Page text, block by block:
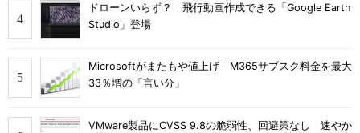
ドローンいらず？ 飛行動画作成できる「Google Earth
Studio」登場
Microsoftがまたもや値上げ M365サブスク料金を最大
33％増の「言い分」
VMware製品にCVSS 9.8の脆弱性、回避策なし 速やか